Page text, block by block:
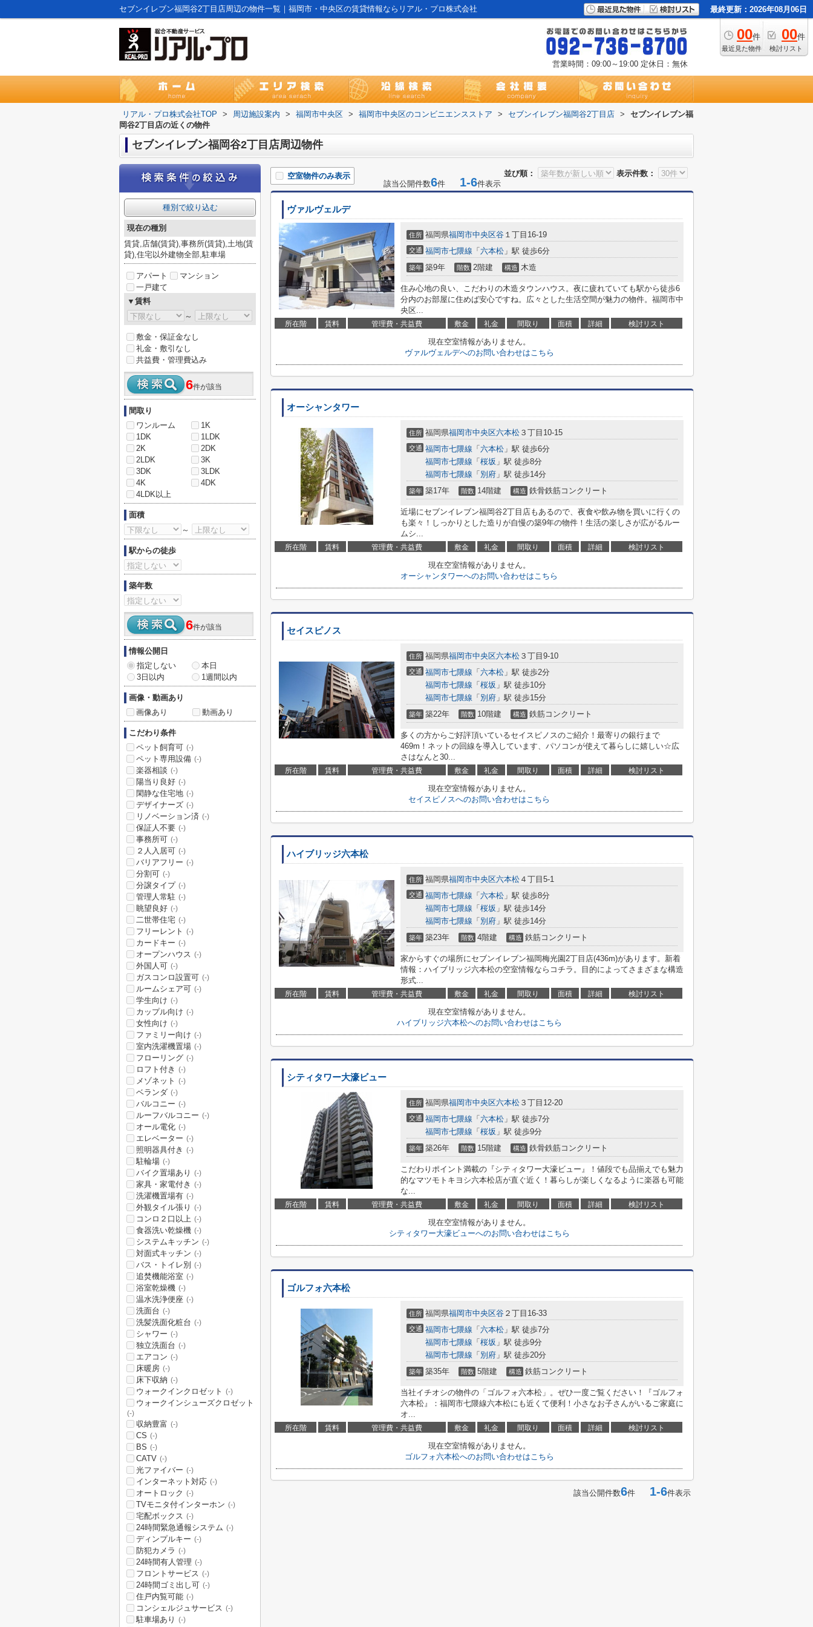
セブンイレブン福岡谷2丁目店周辺の物件一覧｜福岡市・中央区の賃貸情報ならリアル・プロ株式会社 最終更新：2026年08月06日
00件
最近見た物件
00件
検討リスト
営業時間：09:00～19:00 定休日：無休
リアル・プロ株式会社TOP > 周辺施設案内 > 福岡市中央区 > 福岡市中央区のコンビニエンスストア > セブンイレブン福岡谷2丁目店 >
セブンイレブン福
岡谷2丁目店の近くの物件
セブンイレブン福岡谷2丁目店周辺物件
並び順： 表示件数：
空室物件のみ表示
該当公開件数6件 1-6件表示
ヴァルヴェルデ
住所 福岡県福岡市中央区谷 １丁目16-19
交通 福岡市七隈線 「 六本松 」駅 徒歩6分
築年 築9年 階数 2階建 構造 木造
住み心地の良い、こだわりの木造タウンハウス。夜に疲れていても駅から徒歩6
分内のお部屋に住めば安心ですね。広々とした生活空間が魅力の物件。福岡市中
央区...
所在階 賃料 管理費・共益費 敷金 礼金 間取り 面積 詳細 検討リスト
現在空室情報がありません。
ヴァルヴェルデへのお問い合わせはこちら
オーシャンタワー
住所 福岡県福岡市中央区六本松 ３丁目10-15
交通 福岡市七隈線 「 六本松 」駅 徒歩6分
福岡市七隈線 「 桜坂 」駅 徒歩8分
福岡市七隈線 「 別府 」駅 徒歩14分
築年 築17年 階数 14階建 構造 鉄骨鉄筋コンクリート
近場にセブンイレブン福岡谷2丁目店もあるので、夜食や飲み物を買いに行くの
も楽々！しっかりとした造りが自慢の築9年の物件！生活の楽しさが広がるルー
ムシ...
所在階 賃料 管理費・共益費 敷金 礼金 間取り 面積 詳細 検討リスト
現在空室情報がありません。
オーシャンタワーへのお問い合わせはこちら
セイスピノス
住所 福岡県福岡市中央区六本松 ３丁目9-10
交通 福岡市七隈線 「 六本松 」駅 徒歩2分
福岡市七隈線 「 桜坂 」駅 徒歩10分
福岡市七隈線 「 別府 」駅 徒歩15分
築年 築22年 階数 10階建 構造 鉄筋コンクリート
多くの方からご好評頂いているセイスピノスのご紹介！最寄りの銀行まで
469m！ネットの回線を導入しています、パソコンが使えて暮らしに嬉しい☆広
さはなんと30...
所在階 賃料 管理費・共益費 敷金 礼金 間取り 面積 詳細 検討リスト
現在空室情報がありません。
セイスピノスへのお問い合わせはこちら
ハイブリッジ六本松
住所 福岡県福岡市中央区六本松 ４丁目5-1
交通 福岡市七隈線 「 六本松 」駅 徒歩8分
福岡市七隈線 「 桜坂 」駅 徒歩14分
福岡市七隈線 「 別府 」駅 徒歩14分
築年 築23年 階数 4階建 構造 鉄筋コンクリート
家からすぐの場所にセブンイレブン福岡梅光園2丁目店(436m)があります。新着
情報：ハイブリッジ六本松の空室情報ならコチラ。目的によってさまざまな構造
形式...
所在階 賃料 管理費・共益費 敷金 礼金 間取り 面積 詳細 検討リスト
現在空室情報がありません。
ハイブリッジ六本松へのお問い合わせはこちら
シティタワー大濠ビュー
住所 福岡県福岡市中央区六本松 ３丁目12-20
交通 福岡市七隈線 「 六本松 」駅 徒歩7分
福岡市七隈線 「 桜坂 」駅 徒歩9分
築年 築26年 階数 15階建 構造 鉄骨鉄筋コンクリート
こだわりポイント満載の『シティタワー大濠ビュー』！値段でも品揃えでも魅力
的なマツモトキヨシ六本松店が直ぐ近く！暮らしが楽しくなるように楽器も可能
な...
所在階 賃料 管理費・共益費 敷金 礼金 間取り 面積 詳細 検討リスト
現在空室情報がありません。
シティタワー大濠ビューへのお問い合わせはこちら
ゴルフォ六本松
住所 福岡県福岡市中央区谷 ２丁目16-33
交通 福岡市七隈線 「 六本松 」駅 徒歩7分
福岡市七隈線 「 桜坂 」駅 徒歩9分
福岡市七隈線 「 別府 」駅 徒歩20分
築年 築35年 階数 5階建 構造 鉄筋コンクリート
当社イチオシの物件の「ゴルフォ六本松」。ぜひ一度ご覧ください！『ゴルフォ
六本松』：福岡市七隈線六本松にも近くて便利！小さなお子さんがいるご家庭に
オ...
所在階 賃料 管理費・共益費 敷金 礼金 間取り 面積 詳細 検討リスト
現在空室情報がありません。
ゴルフォ六本松へのお問い合わせはこちら
該当公開件数6件 1-6件表示
種別で絞り込む
現在の種別
賃貸,店舗(賃貸),事務所(賃貸),土地(賃
貸),住宅以外建物全部,駐車場
アパート
マンション
一戸建て
▼賃料
～
敷金・保証金なし
礼金・敷引なし
共益費・管理費込み
6件が該当
間取り
ワンルーム
1K
1DK
1LDK
2K
2DK
2LDK
3K
3DK
3LDK
4K
4DK
4LDK以上
面積
～
駅からの徒歩
築年数
6件が該当
情報公開日
指定しない
本日
3日以内
1週間以内
画像・動画あり
画像あり
動画あり
こだわり条件
ペット飼育可 (-)
ペット専用設備 (-)
楽器相談 (-)
陽当り良好 (-)
閑静な住宅地 (-)
デザイナーズ (-)
リノベーション済 (-)
保証人不要 (-)
事務所可 (-)
２人入居可 (-)
バリアフリー (-)
分割可 (-)
分譲タイプ (-)
管理人常駐 (-)
眺望良好 (-)
二世帯住宅 (-)
フリーレント (-)
カードキー (-)
オープンハウス (-)
外国人可 (-)
ガスコンロ設置可 (-)
ルームシェア可 (-)
学生向け (-)
カップル向け (-)
女性向け (-)
ファミリー向け (-)
室内洗濯機置場 (-)
フローリング (-)
ロフト付き (-)
メゾネット (-)
ベランダ (-)
バルコニー (-)
ルーフバルコニー (-)
オール電化 (-)
エレベーター (-)
照明器具付き (-)
駐輪場 (-)
バイク置場あり (-)
家具・家電付き (-)
洗濯機置場有 (-)
外観タイル張り (-)
コンロ２口以上 (-)
食器洗い乾燥機 (-)
システムキッチン (-)
対面式キッチン (-)
バス・トイレ別 (-)
追焚機能浴室 (-)
浴室乾燥機 (-)
温水洗浄便座 (-)
洗面台 (-)
洗髪洗面化粧台 (-)
シャワー (-)
独立洗面台 (-)
エアコン (-)
床暖房 (-)
床下収納 (-)
ウォークインクロゼット (-)
ウォークインシューズクロゼット
(-)
収納豊富 (-)
CS (-)
BS (-)
CATV (-)
光ファイバー (-)
インターネット対応 (-)
オートロック (-)
TVモニタ付インターホン (-)
宅配ボックス (-)
24時間緊急通報システム (-)
ディンプルキー (-)
防犯カメラ (-)
24時間有人管理 (-)
フロントサービス (-)
24時間ゴミ出し可 (-)
住戸内覧可能 (-)
コンシェルジュサービス (-)
駐車場あり (-)